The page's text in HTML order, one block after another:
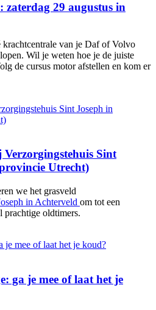
zaterdag 29 augustus in
van je Daf of Volvo
Wil je weten hoe je de juiste
de cursus motor afstellen en kom er
Sint
Utrecht)
we het grasveld
in Achterveld om tot een
prachtige oldtimers.
ga je mee of laat het je